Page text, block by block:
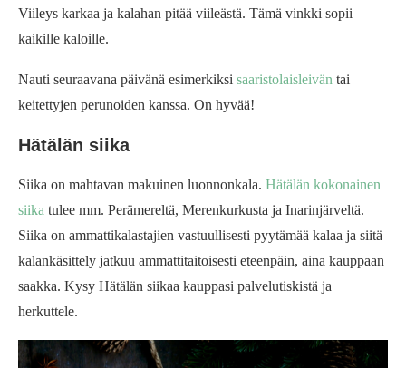
Viileys karkaa ja kalahan pitää viileästä. Tämä vinkki sopii
kaikille kaloille.
Nauti seuraavana päivänä esimerkiksi saaristolaisleivän tai
keitettyjen perunoiden kanssa. On hyvää!
Hätälän siika
Siika on mahtavan makuinen luonnonkala. Hätälän kokonainen
siika tulee mm. Perämereltä, Merenkurkusta ja Inarinjärveltä.
Siika on ammattikalastajien vastuullisesti pyytämää kalaa ja siitä
kalankäsittely jatkuu ammattitaitoisesti eteenpäin, aina kauppaan
saakka. Kysy Hätälän siikaa kauppasi palvelutiskistä ja
herkuttele.